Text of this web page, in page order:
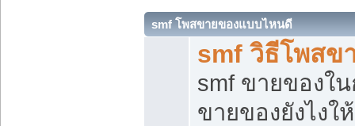
smf โพสขายของแบบไหนดี
smf วิธีโพสข
smf ขายของใ
ขายของยังไง